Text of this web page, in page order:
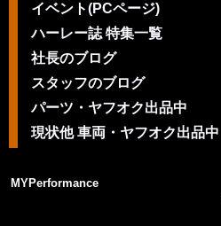
イベント(PCページ)
ハーレー誌 特集一覧
社長のブログ
スタッフのブログ
パーツ・ヤフオク出品中
現状他 車両・ヤフオク出品中
MYPerformance